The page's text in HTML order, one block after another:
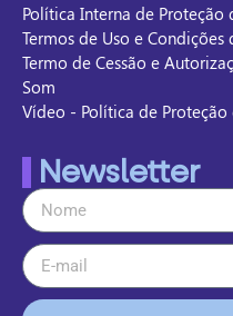
Política Interna de Proteção
Termos de Uso e Condições
Termo de Cessão e
Som
Vídeo - Política de Proteção
Newsletter